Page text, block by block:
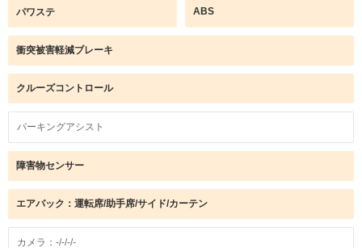
パワステ ABS
衝突被害軽減ブレーキ
クルーズコントロール
パーキングアシスト
障害物センサー
エアバック：運転席/助手席/サイド/カーテン
カメラ：-/-/-/-